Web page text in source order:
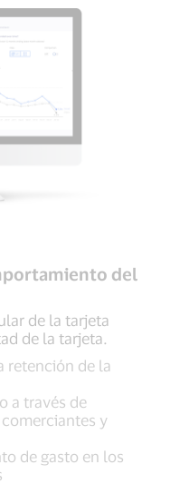
del
de la tarjeta
de la tarjeta.
retención de la
a través de
y
de gasto en los